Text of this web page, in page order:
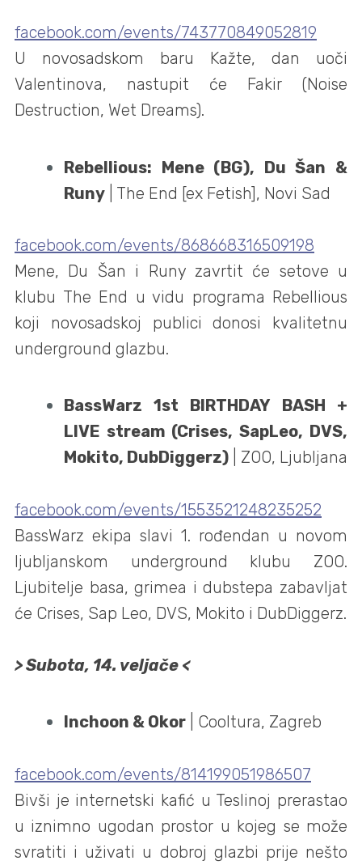
facebook.com/events/743770849052819
U novosadskom baru Kažte, dan uoči
Valentinova, nastupit će Fakir (Noise
Destruction, Wet Dreams).
Rebellious: Mene (BG), Du Šan &
Runy| The End [ex Fetish], Novi Sad
facebook.com/events/868668316509198
Mene, Du Šan i Runy zavrtit će setove u
klubu The End u vidu programa Rebellious
koji novosadskoj publici donosi kvalitetnu
underground glazbu.
BassWarz 1st BIRTHDAY BASH +
LIVE stream (Crises, SapLeo, DVS,
Mokito, DubDiggerz)| ZOO, Ljubljana
facebook.com/events/1553521248235252
BassWarz ekipa slavi 1. rođendan u novom
ljubljanskom underground klubu ZOO.
Ljubitelje basa, grimea i dubstepa zabavljat
će Crises, Sap Leo, DVS, Mokito i DubDiggerz.
> Subota, 14. veljače <
Inchoon & Okor| Cooltura, Zagreb
facebook.com/events/814199051986507
Bivši je internetski kafić u Teslinoj prerastao
u iznimno ugodan prostor u kojeg se može
svratiti i uživati u dobroj glazbi prije nešto